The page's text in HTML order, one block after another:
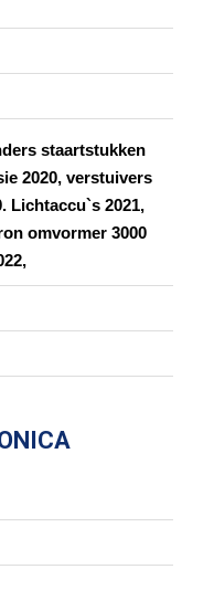
staartstukken
2020, verstuivers
Lichtaccu`s 2021,
omvormer 3000